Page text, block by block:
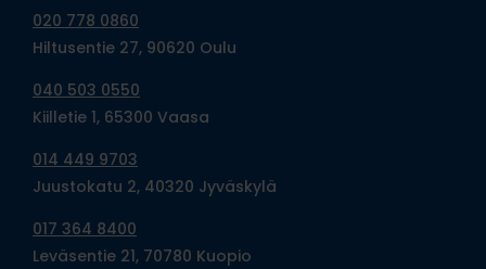
020 778 0860
Hiltusentie 27, 90620 Oulu
040 503 0550
Kiilletie 1, 65300 Vaasa
014 449 9703
Juustokatu 2, 40320 Jyväskylä
017 364 8400
Leväsentie 21, 70780 Kuopio